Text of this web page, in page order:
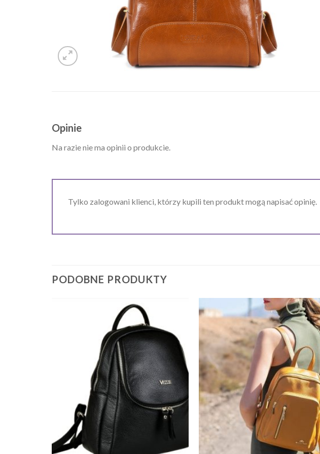
Opinie
Na razie nie ma opinii o produkcie.
Tylko zalogowani klienci, którzy kupili ten produkt mogą napisać opinię.
PODOBNE PRODUKTY